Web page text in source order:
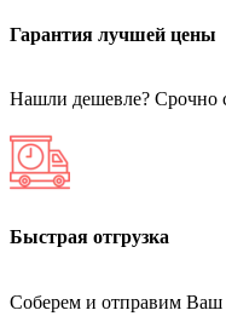
Гарантия лучшей цены
Нашли дешевле? Срочно
Быстрая отгрузка
Соберем и отправим Ваш